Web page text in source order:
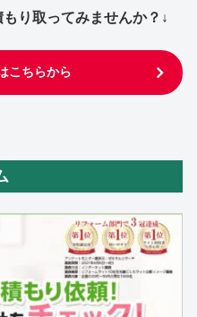
り取ってみませんか？↓
こちらから